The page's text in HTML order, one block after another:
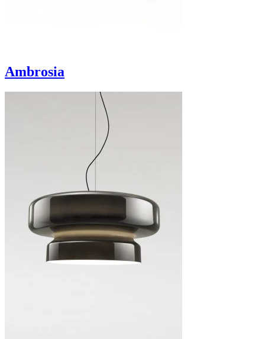
Ambrosia